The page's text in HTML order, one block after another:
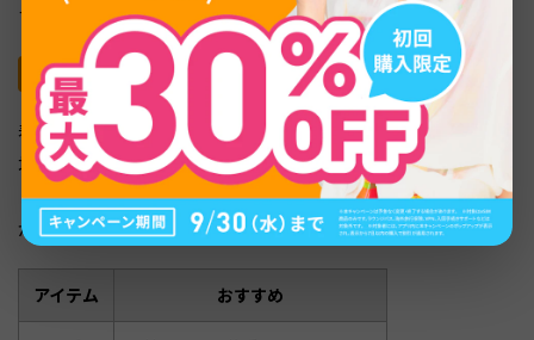
す。
春（3〜5月）のおすすめ服装
春は気温の変動が大きい季節です。3月はまだ寒さが残る
地域が多く、5月になると夏の陽気を感じる日も増えてき
ます。重ね着（レイヤリング）で気温の変化に対応するの
がポイントです。
アイテム おすすめ